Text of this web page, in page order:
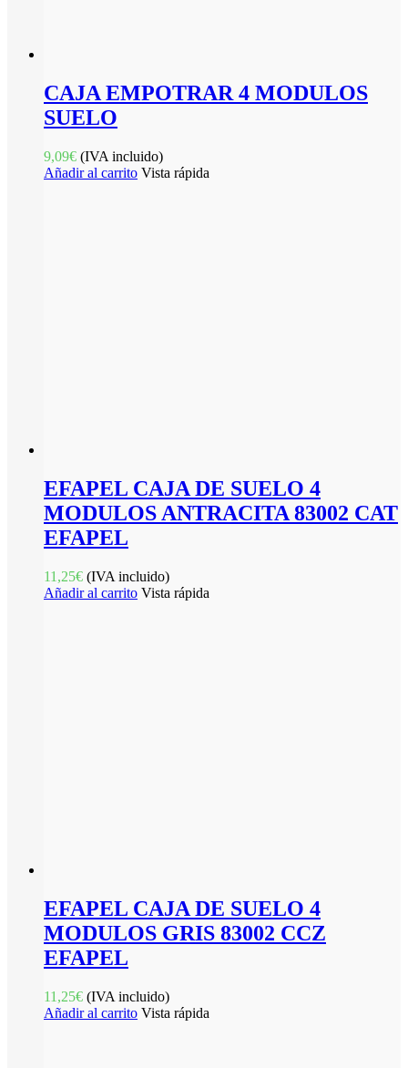
CAJA EMPOTRAR 4 MODULOS
SUELO
9,09€ (IVA incluido)
Añadir al carrito Vista rápida
EFAPEL CAJA DE SUELO 4
MODULOS ANTRACITA 83002 CAT
EFAPEL
11,25€ (IVA incluido)
Añadir al carrito Vista rápida
EFAPEL CAJA DE SUELO 4
MODULOS GRIS 83002 CCZ
EFAPEL
11,25€ (IVA incluido)
Añadir al carrito Vista rápida